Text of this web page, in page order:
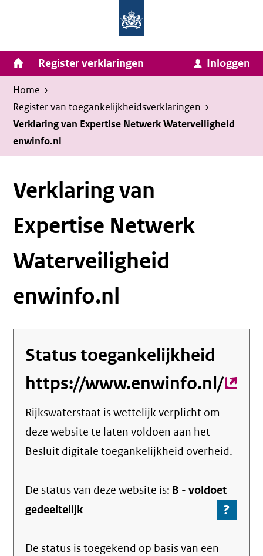
inhoud
van
Zaken
en
Homepage
van
Invulassistent
Toegankelijkheidsverklaring
Toegankelijkheidsverklaring
Hoofdnavigatie
Register verklaringen Inloggen
Kruimelpad
U
bevindt
zich
hier:
Home ›
Register van toegankelijkheids­verklaringen ›
Verklaring van Expertise Netwerk Waterveiligheid
enwinfo.nl
Verklaring van
Expertise Netwerk
Waterveiligheid
enwinfo.nl
Status toegankelijkheid
https://www.enwinfo.nl/
Rijkswaterstaat is wettelijk verplicht om
deze website te laten voldoen aan het
Besluit digitale toegankelijkheid overheid.
De status van dezewebsite is: B -voldoet
gedeeltelijk
?
Ga
De status is toegekend op basis van een